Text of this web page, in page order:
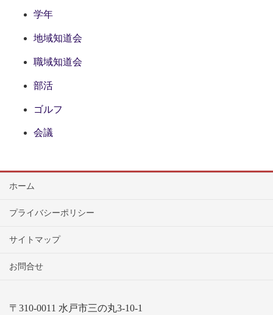
学年
地域知道会
職域知道会
部活
ゴルフ
会議
ホーム
プライバシーポリシー
サイトマップ
お問合せ
〒310-0011 水戸市三の丸3-10-1